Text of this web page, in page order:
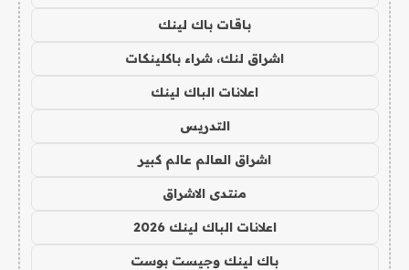
باقات باك لينك
اشراق لنك، شراء باكلينكات
اعلانات الباك لينك
التدريس
اشراق العالم عالم كبير
منتدى الاشراق
اعلانات الباك لينك 2026
باك لينك وجيست بوست